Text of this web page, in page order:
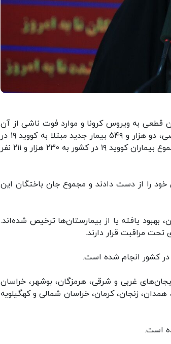
قطعی به ویروس کرونا و موارد فوت ناشی از آن
بیان کرد: از دیروز تا امروز ۱۱ تیر ۱۳۹۹ و بر اساس معیارهای قطعی تشخیصی، دو هزار و ۵۴۹ بیمار جدید مبتلا به کووید ۱۹ در
کشور شناسایی شد که یک هزار و ۶۲۱ مورد بستری شدند. با این حساب، مجموع بیماران کووید ۱۹ در کشور به ۲۳۰ هزار و ۲۱۱ نفر
داد: متاسفانه در طول ۲۴ ساعت گذشته، ۱۴۱ بیمار کووید۱۹ جان خود را از دست دادند و مجموع جان باختگان این
تاکنون ۱۹۱ هزار و ۴۸۷ نفر از بیماران، بهبود یافته یا از بیمارستان‌ها ترخیص شده‌اند.
غربی و شرقی، هرمزگان، بوشهر، خراسان
زنجان، کرمان، خراسان شمالی و کهگیلویه
است.